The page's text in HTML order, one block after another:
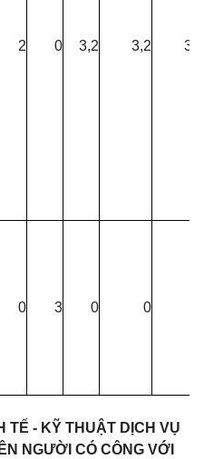
2 0 3,2 3,2 3,2
0 3 0 0
TẾ - KỸ THUẬT DỊCH VỤ
NGƯỜI CÓ CÔNG VỚI